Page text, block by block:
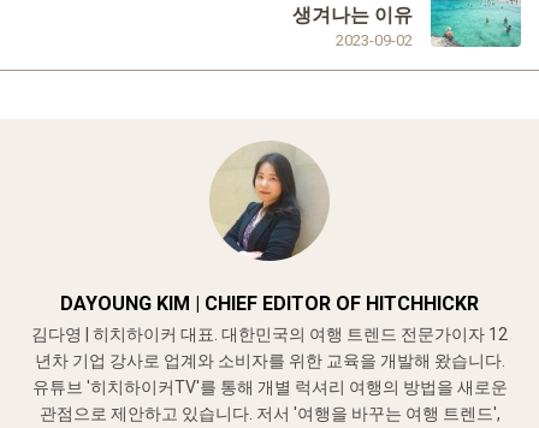
2023-09-02
생겨나는 이유
DAYOUNG KIM | CHIEF EDITOR OF HITCHHICKR
김다영 | 히치하이커 대표. 대한민국의 여행 트렌드 전문가이자 12
년차 기업 강사로 업계와 소비자를 위한 교육을 개발해 왔습니다.
유튜브 '히치하이커TV'를 통해 개별 럭셔리 여행의 방법을 새로운
관점으로 제안하고 있습니다. 저서 '여행을 바꾸는 여행 트렌드',